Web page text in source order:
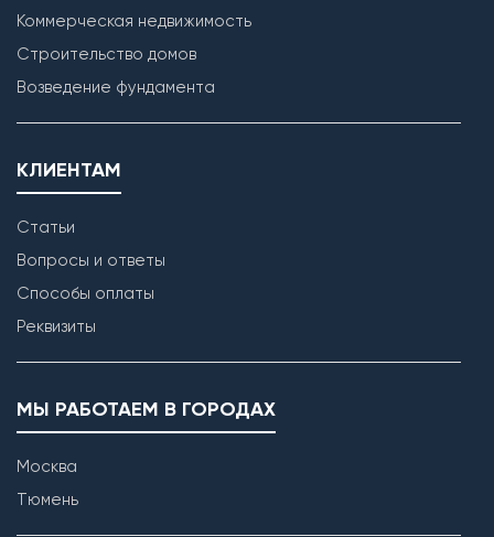
Коммерческая недвижимость
Строительство домов
Возведение фундамента
КЛИЕНТАМ
Статьи
Вопросы и ответы
Способы оплаты
Реквизиты
МЫ РАБОТАЕМ В ГОРОДАХ
Москва
Тюмень